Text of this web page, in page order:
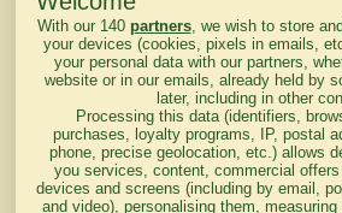
lendemain
Courses
d'aujourd'hui
With our 140 partners, we wish to store
your devices (cookies, pixels in emails,
your personal data with our partners,
website or in our emails, already held by
later, including in other
Processing this data (identifiers,
purchases, loyalty programs, IP, postal
phone, precise geolocation, etc.) allows
you services, content, commercial
devices and screens (including by email,
and video), personalising them,